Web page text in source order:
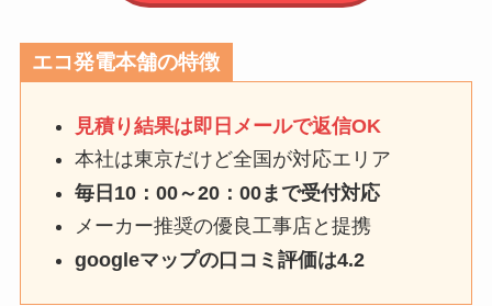
エコ発電本舗の特徴
見積り結果は即日メールで返信OK
本社は東京だけど全国が対応エリア
毎日10：00～20：00まで受付対応
メーカー推奨の優良工事店と提携
googleマップの口コミ評価は4.2